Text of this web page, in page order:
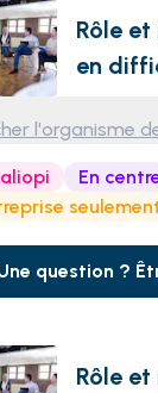
Rôle
en
l'organisme
En
question ?
Rôle